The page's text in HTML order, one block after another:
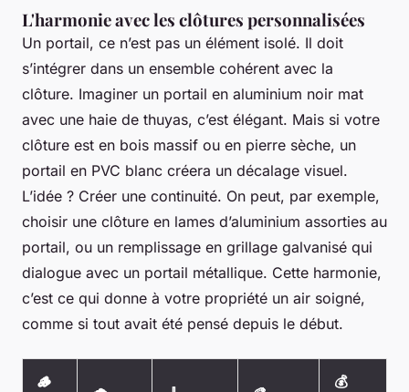
L'harmonie avec les clôtures personnalisées
Un portail, ce n’est pas un élément isolé. Il doit
s’intégrer dans un ensemble cohérent avec la
clôture. Imaginer un portail en aluminium noir mat
avec une haie de thuyas, c’est élégant. Mais si votre
clôture est en bois massif ou en pierre sèche, un
portail en PVC blanc créera un décalage visuel.
L’idée ? Créer une continuité. On peut, par exemple,
choisir une clôture en lames d’aluminium assorties au
portail, ou un remplissage en grillage galvanisé qui
dialogue avec un portail métallique. Cette harmonie,
c’est ce qui donne à votre propriété un air soigné,
comme si tout avait été pensé depuis le début.
🪵 💰